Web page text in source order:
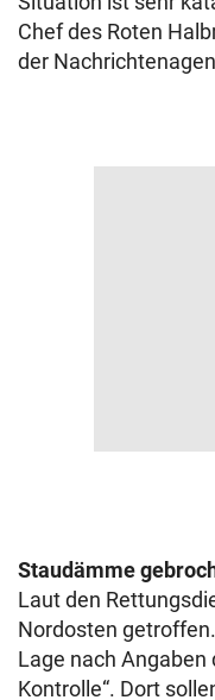
Chef des Roten
der
Staudämme
Laut den
Nordosten
Lage nach Angaben
Kontrolle“. Dort